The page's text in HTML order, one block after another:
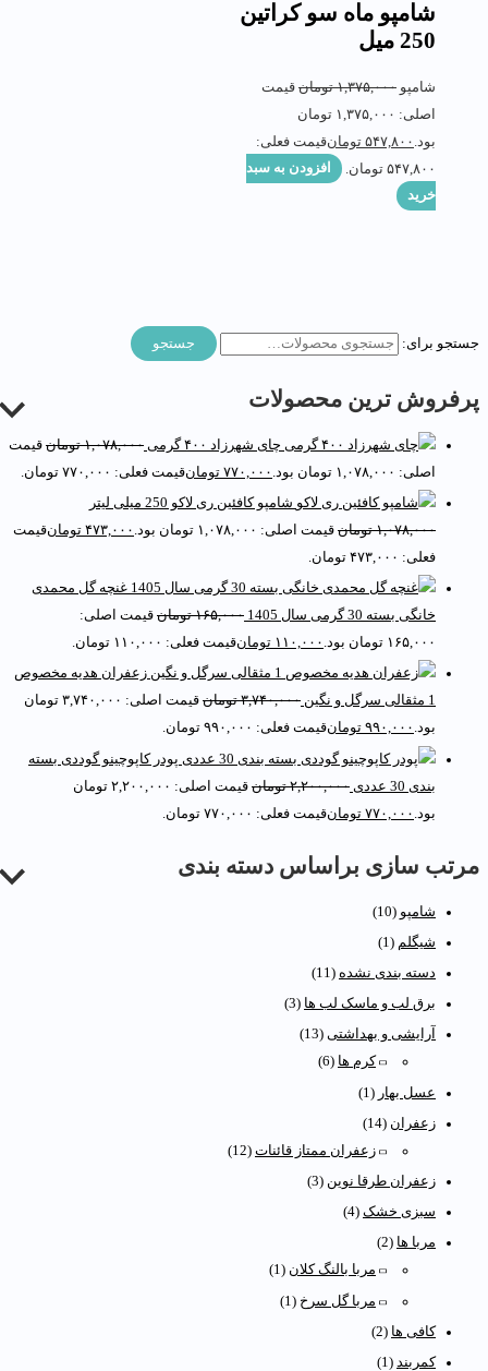
برای: جستجو
ترین محصولات
چای شهرزاد ۴۰۰ گرمی ۱,۰۷۸,۰۰۰ تومان قیمت
اصلی: ۱,۰۷۸,۰۰۰ تومان بود.
۷۷۰,۰۰۰ تومانقیمت فعلی: ۷۷۰,۰۰۰ تومان.
شامپو کافئین ری لاکو 250 میلی لیتر
۱,۰۷۸,۰۰۰ تومان قیمت اصلی: ۱,۰۷۸,۰۰۰ تومان بود. ۴۷۳,۰۰۰ تومانقیمت
فعلی: ۴۷۳,۰۰۰ تومان.
غنچه گل محمدی
خانگی بسته 30 گرمی سال 1405
۱۶۵,۰۰۰ تومان قیمت اصلی:
۱۶۵,۰۰۰ تومان بود.
۱۱۰,۰۰۰ تومانقیمت فعلی: ۱۱۰,۰۰۰ تومان.
زعفران هدیه مخصوص
۳,۷۴۰,۰۰۰ تومان
قیمت اصلی: ۳,۷۴۰,۰۰۰ تومان
بود.۹۹۰,۰۰۰ تومانقیمت فعلی: ۹۹۰,۰۰۰ تومان.
پودر کاپوچینو گوددی بسته
بندی 30 عددی
۲,۲۰۰,۰۰۰ تومان
قیمت اصلی: ۲,۲۰۰,۰۰۰ تومان
بود.۷۷۰,۰۰۰ تومانقیمت فعلی: ۷۷۰,۰۰۰ تومان.
سازی براساس دسته بندی
شامپو (10)
شیگلم (1)
دسته بندی نشده (11)
برق لب و ماسک لب ها (3)
آرایشی و بهداشتی (13)
کرم ها (6)
عسل بهار (1)
زعفران
(14)
زعفران ممتاز قائنات (12)
زعفران طرقا نوین (3)
سبزی خشک (4)
مربا ها (2)
مربا بالنگ کلان (1)
مربا گل سرخ (1)
کافی ها (2)
کمربند (1)
شامپو ماه سو کراتین
250 میل
شامپو۱,۳۷۵,۰۰۰ تومان قیمت
اصلی: ۱,۳۷۵,۰۰۰ تومان
بود.۵۴۷,۸۰۰ تومانقیمت فعلی:
۵۴۷,۸۰۰ تومان.
افزودن به سبد
خرید